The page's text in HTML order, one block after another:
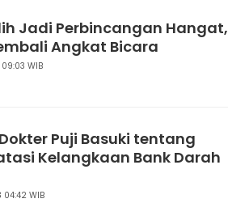
Jadi Perbincangan Hangat,
Angkat Bicara
WIB
Puji Basuki tentang
Kelangkaan Bank Darah
WIB